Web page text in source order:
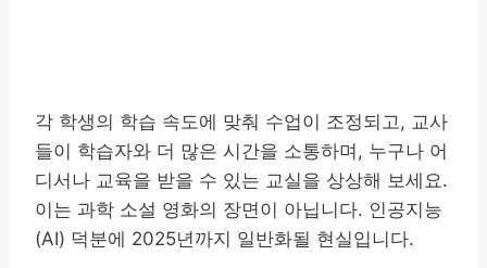
각 학생의 학습 속도에 맞춰 수업이 조정되고, 교사
들이 학습자와 더 많은 시간을 소통하며, 누구나 어
디서나 교육을 받을 수 있는 교실을 상상해 보세요.
이는 과학 소설 영화의 장면이 아닙니다. 인공지능
(AI) 덕분에 2025년까지 일반화될 현실입니다.